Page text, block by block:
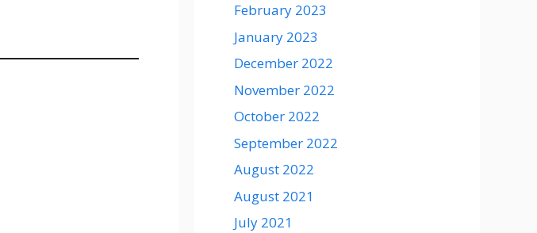
February 2023
January 2023
December 2022
November 2022
October 2022
September 2022
August 2022
August 2021
July 2021